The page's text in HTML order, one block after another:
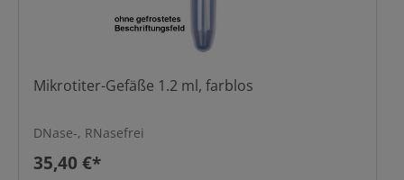
Mikrotiter-Gefäße 1.2 ml, farblos
DNase-, RNasefrei
35,40 €*